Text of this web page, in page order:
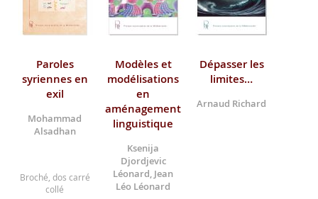
Paroles
syriennes en
exil
Mohammad
Alsadhan
Broché, dos carré
collé
Modèles et
modélisations
en
aménagement
linguistique
Ksenija
Djordjevic
Léonard, Jean
Léo Léonard
Dépasser les
limites…
Arnaud Richard